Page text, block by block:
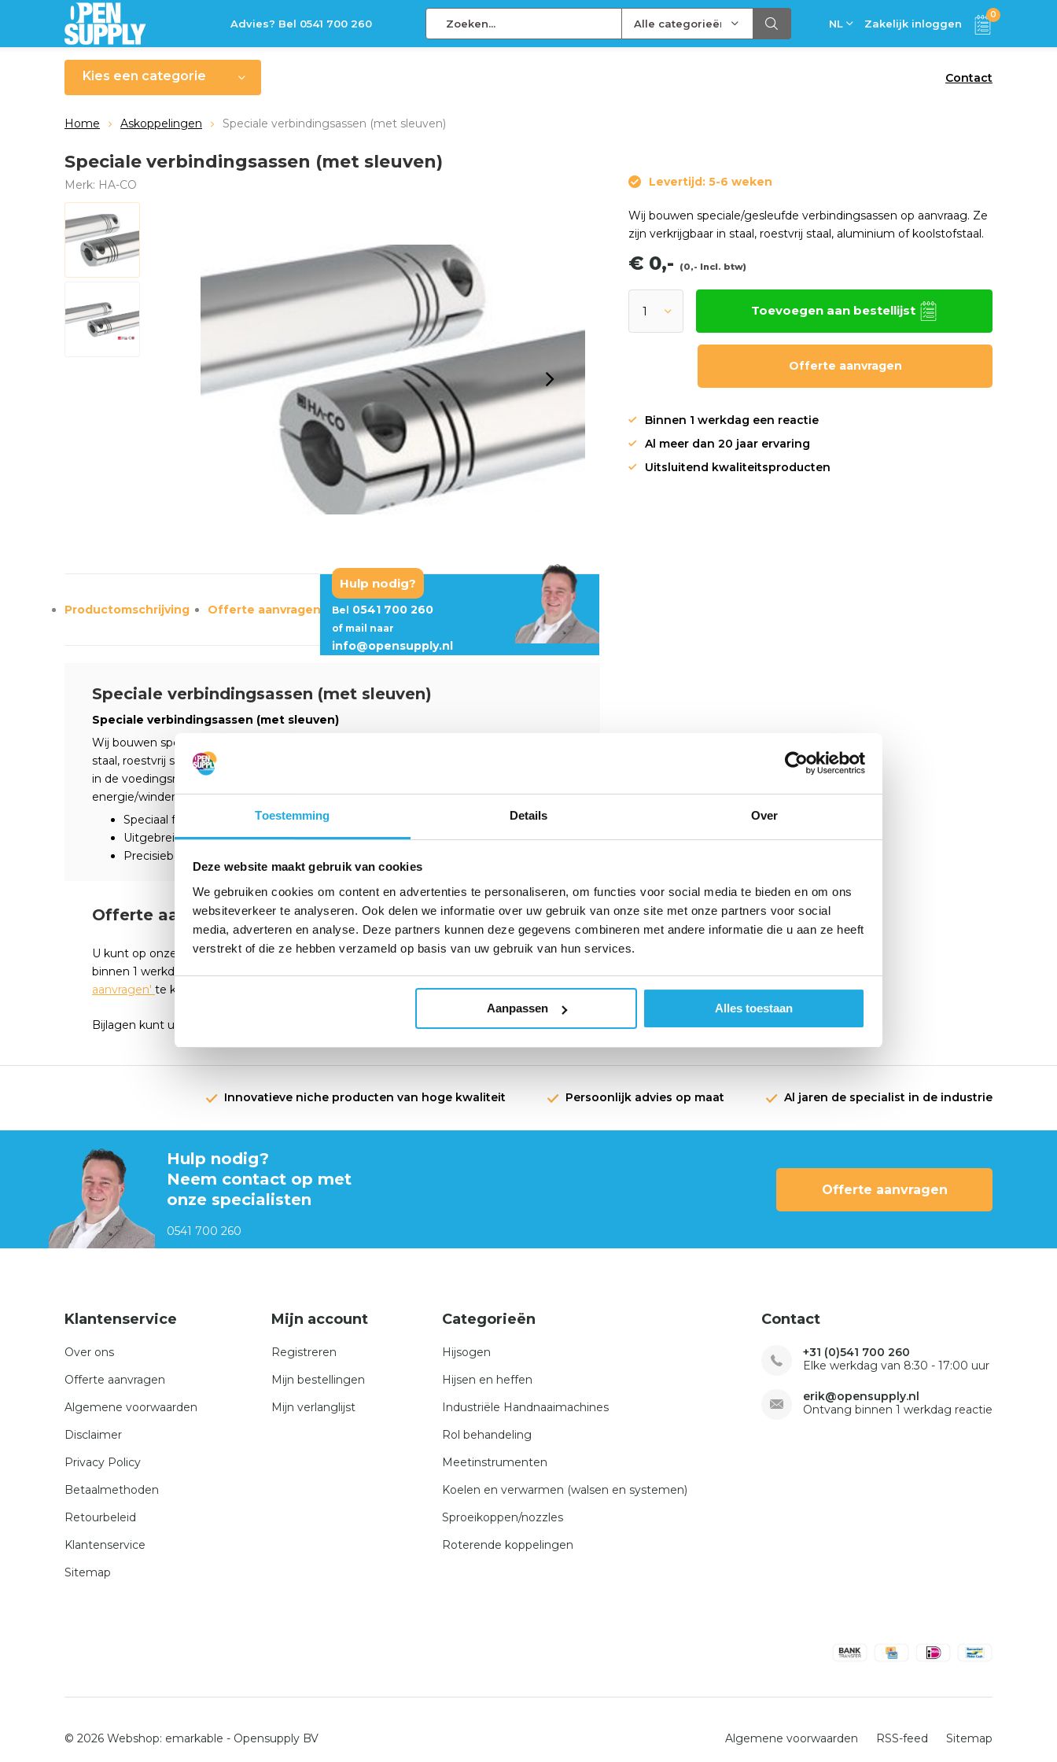
Toestemming Details Over
Deze website maakt gebruik van cookies
We gebruiken cookies om content en advertenties te personaliseren, om functies voor social media te bieden en om ons
websiteverkeer te analyseren. Ook delen we informatie over uw gebruik van onze site met onze partners voor social
media, adverteren en analyse. Deze partners kunnen deze gegevens combineren met andere informatie die u aan ze heeft
verstrekt of die ze hebben verzameld op basis van uw gebruik van hun services.
Aanpassen Alles toestaan
Advies? Bel 0541 700 260 Alle categorieën NL Zakelijk inloggen
0
Kies een categorie Contact
Home Askoppelingen Speciale verbindingsassen (met sleuven)
Speciale verbindingsassen (met sleuven)
Merk: HA-CO Levertijd: 5-6 weken
Wij bouwen speciale/gesleufde verbindingsassen op aanvraag. Ze
zijn verkrijgbaar in staal, roestvrij staal, aluminium of koolstofstaal.
€ 0,- (0,- Incl. btw)
Toevoegen aan bestellijst
Offerte aanvragen
Binnen 1 werkdag een reactie
Al meer dan 20 jaar ervaring
Uitsluitend kwaliteitsproducten
Productomschrijving Offerte aanvragen?
Hulp nodig?
Bel 0541 700 260
of mail naar
info@opensupply.nl
Speciale verbindingsassen (met sleuven)
Speciale verbindingsassen (met sleuven)
Wij bouwen speciale/gesleufde verbindingsassen op aanvraag. Ze zijn verkrijgbaar in
staal, roestvrij staal, aluminium of koolstofstaal. Deze verbindingsassen worden gebruikt
in de voedingsmiddelen- en farmaceutische industrie, de lucht- en ruimtevaart,
energie/windenergie, medische technologie en meer.
Speciaal frezen/sleuffrezen
Uitgebreid materiaalportfolio
Precisiebewerking
Offerte aanvragen?
U kunt op onze webshop eenvoudig een offerte aanvragen. U ontvangt van ons
binnen 1 werkdag een passende reactie. Vul het formulier in door op de knop
aanvragen' te klikken.
Bijlagen kunt u seperaat mailen
Innovatieve niche producten van hoge kwaliteit Persoonlijk advies op maat Al jaren de specialist in de industrie
Hulp nodig?
Neem contact op met
onze specialisten
0541 700 260
Offerte aanvragen
Klantenservice
Over ons
Offerte aanvragen
Algemene voorwaarden
Disclaimer
Privacy Policy
Betaalmethoden
Retourbeleid
Klantenservice
Sitemap
Mijn account
Registreren
Mijn bestellingen
Mijn verlanglijst
Categorieën
Hijsogen
Hijsen en heffen
Industriële Handnaaimachines
Rol behandeling
Meetinstrumenten
Koelen en verwarmen (walsen en systemen)
Sproeikoppen/nozzles
Roterende koppelingen
Contact
+31 (0)541 700 260
Elke werkdag van 8:30 - 17:00 uur
erik@opensupply.nl
Ontvang binnen 1 werkdag reactie
© 2026 Webshop: emarkable - Opensupply BV Algemene voorwaarden RSS-feed Sitemap